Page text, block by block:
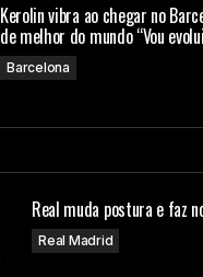
Kerolin vibra ao chegar no
de melhor do mundo “Vou
Barcelona
Real muda postura e faz
Real Madrid